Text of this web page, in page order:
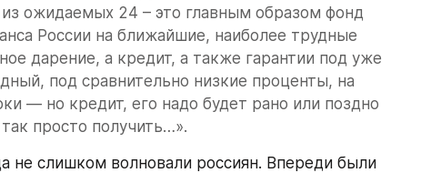
ожидаемых 24 – это главным образом фонд
России на ближайшие, наиболее трудные
дарение, а кредит, а также гарантии под уже
под сравнительно низкие проценты, на
— но кредит, его надо будет рано или поздно
просто получить…».
не слишком волновали россиян. Впереди были